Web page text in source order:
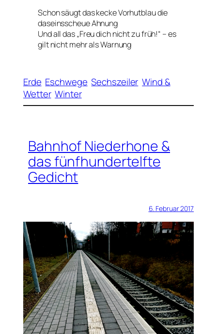
Schon säugt das kecke Vorhutblau die
daseinsscheue Ahnung
Und all das „Freu dich nicht zu früh!“ – es
gilt nicht mehr als Warnung
Erde Eschwege Sechszeiler Wind &
Wetter Winter
Bahnhof Niederhone &
das fünfhundertelfte
Gedicht
6. Februar 2017